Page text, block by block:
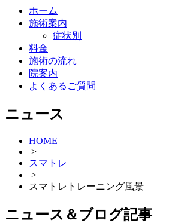
ホーム
施術案内
症状別
料金
施術の流れ
院案内
よくあるご質問
ニュース
HOME
>
スマトレ
>
スマトレトレーニング風景
ニュース＆ブログ記事